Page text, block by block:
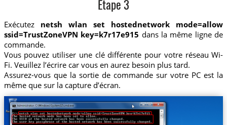
Etape 3
Exécutez netsh wlan set hostednetwork mode=allow
ssid=TrustZoneVPN key=k7r17e915 dans la même ligne de
commande.
Vous pouvez utiliser une clé différente pour votre réseau Wi-
Fi. Veuillez l’écrire car vous en aurez besoin plus tard.
Assurez-vous que la sortie de commande sur votre PC est la
même que sur la capture d’écran.